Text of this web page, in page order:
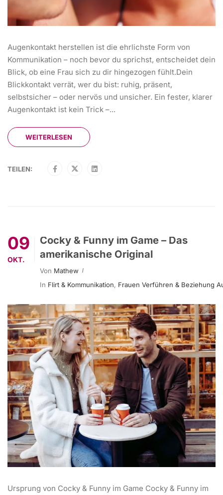
Augenkontakt herstellen ist die ehrlichste Form von
Kommunikation – noch bevor du sprichst, entscheidet dein
Blick, ob eine Frau sich zu dir hingezogen fühlt.Dein
Blickkontakt verrät, wer du bist: ruhig, präsent,
selbstsicher – oder nervös und unsicher. Ein fester, klarer
Augenkontakt ist kein Trick –...
WEITERLESEN
TEILEN:
09
OKT.
Cocky & Funny im Game – Das
amerikanische Original
Von Mathew
In Flirt & Kommunikation, Frauen Verführen & Beziehung
Ursprung von Cocky & Funny im Game Cocky & Funny im